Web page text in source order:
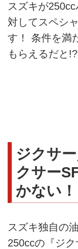
スズキが
対してスペシ
す！ 条件を満
もらえるだと!?
ジクサ
クサー
かない！
スズキ独自の
250ccの『ジ